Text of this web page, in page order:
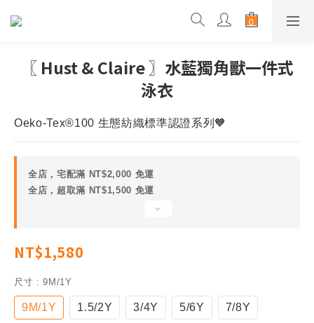
〖 Hust & Claire 〗水藍獨角獸一件式
泳衣
Oeko-Tex®100 生態紡織標準認證系列🧡
全店，宅配滿 NT$2,000 免運
全店，超取滿 NT$1,500 免運
NT$1,580
尺寸 : 9M/1Y
9M/1Y 1.5/2Y 3/4Y 5/6Y 7/8Y